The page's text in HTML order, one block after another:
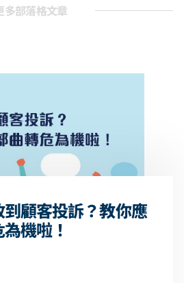
多部落格文章
顧客投訴？教你應
機啦！